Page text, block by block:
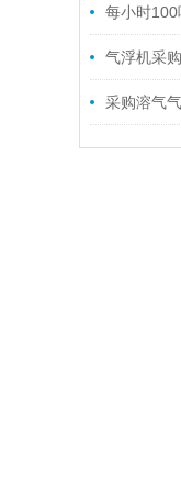
价不踩采购坑
天尼威环保
价透明适配
每小时
威环保源头
气浮机采
尼威环保实
采购溶气
品质选商认